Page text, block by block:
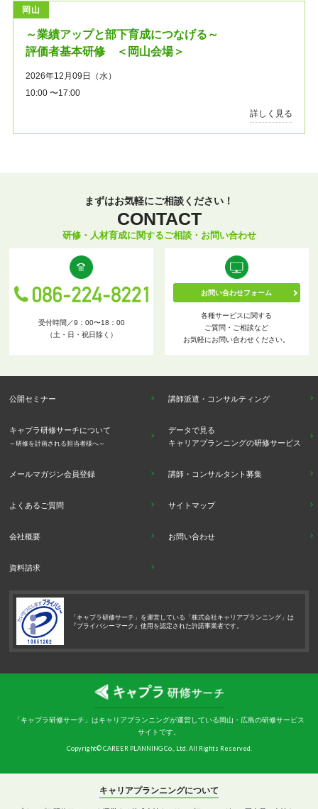
岡山
～業績アップと部下育成につなげる～
評価者基本研修 ＜岡山会場＞
2026年12月09日（水）
10:00 〜17:00
詳しく見る
まずはお気軽にご相談ください！
CONTACT
研修・人材育成に関するご相談・お問い合わせ
受付時間／9：00〜18：00
（土・日・祝日除く）
お問い合わせフォーム
各種サービスに関する
ご質問・ご相談など
お気軽にお問い合わせください。
公開セミナー 講師派遣・コンサルティング
キャプラ研修サーチについて
～研修を計画される担当者様へ～
データで見る
キャリアプランニングの研修サービス
メールマガジン会員登録 講師・コンサルタント募集
よくあるご質問 サイトマップ
会社概要 お問い合わせ
資料請求
「キャプラ研修サーチ」を運営している「株式会社キャリアプランニング」は
『プライバシーマーク』使用を認定された許諾事業者です。
「キャプラ研修サーチ」はキャリアプランニングが運営している岡山・広島の研修サービス
サイトです。
Copyright© CAREER PLANNING Co., Ltd. All Rights Reserved.
キャリアプランニングについて